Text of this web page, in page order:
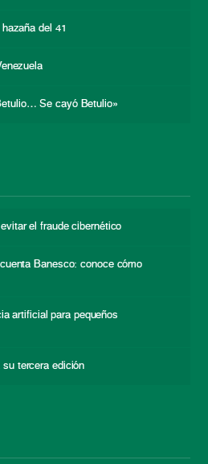
del 41
Se cayó Betulio»
el fraude cibernético
Banesco: conoce cómo
artificial para pequeños
su tercera edición